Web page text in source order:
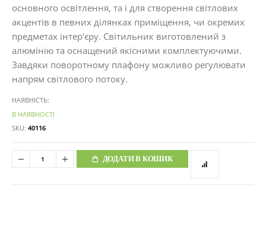
основного освітлення, та і для створення світлових
акцентів в певних ділянках приміщення, чи окремих
предметах інтер'єру. Світильник виготовлений з
алюмінію та оснащений якісними комплектуючими.
Завдяки поворотному плафону можливо регулювати
напрям світлового потоку.
НАЯВНІСТЬ:
В НАЯВНОСТІ
SKU 40116
ДОДАТИ В КОШИК